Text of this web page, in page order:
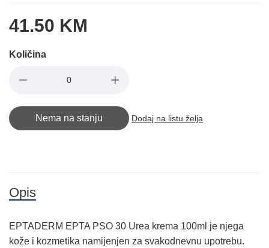
41.50 KM
Količina
Nema na stanju Dodaj na listu želja
Opis
EPTADERM EPTA PSO 30 Urea krema 100ml je njega
kože i kozmetika namijenjen za svakodnevnu upotrebu.